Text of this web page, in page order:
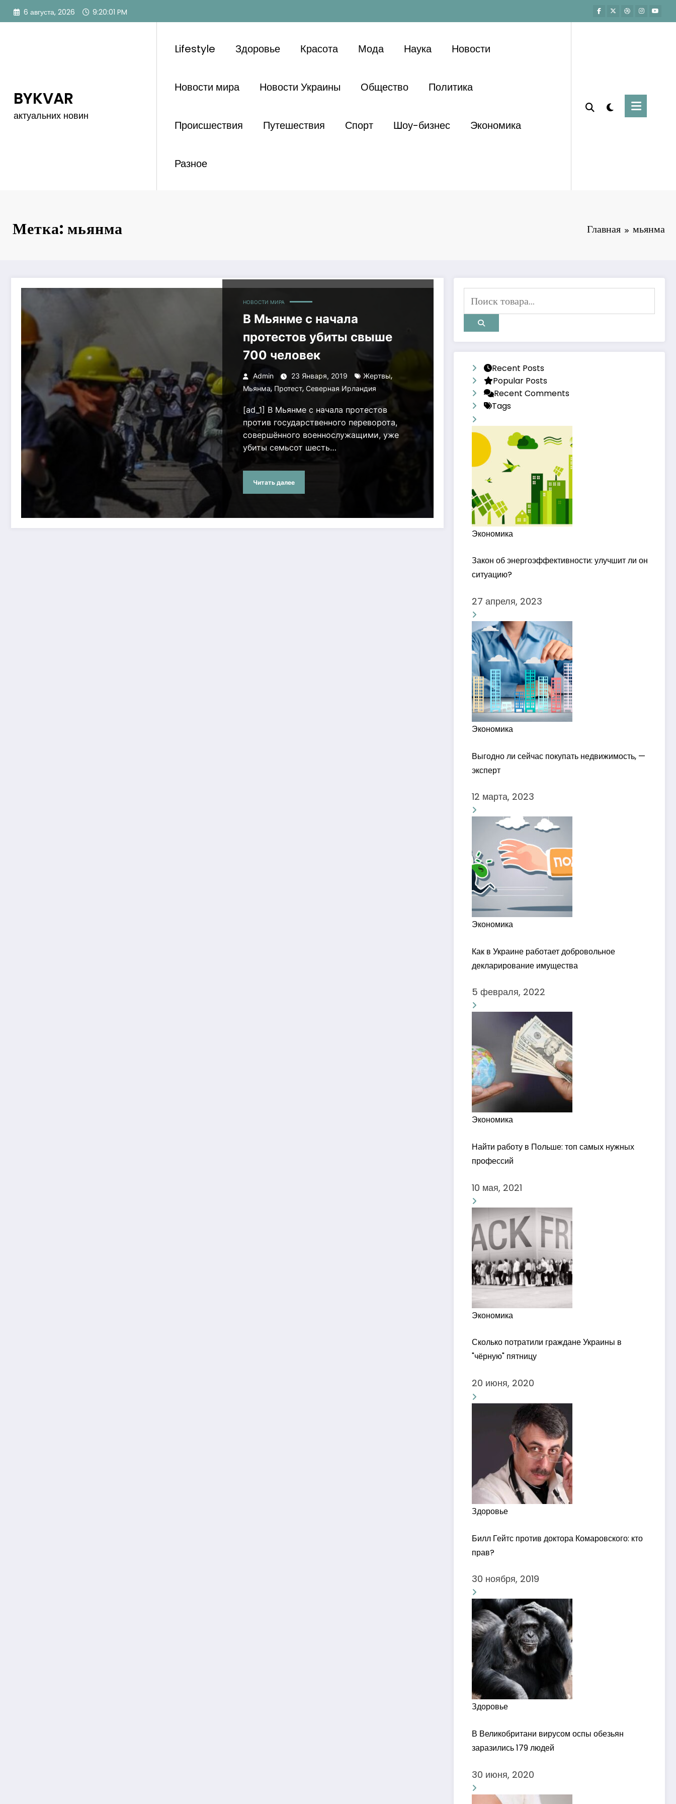
Перейти
6 августа, 2026 9:20:02 PM
BYKVAR
актуальних новин
Lifestyle Здоровье Красота Мода Наука Новости
Новости мира Новости Украины Общество Политика
Происшествия Путешествия Спорт Шоу-бизнес Экономика
Разное
Метка: мьянма Главная мьянма
НОВОСТИ МИРА
В Мьянме с начала
протестов убиты свыше
700 человек
Admin 23 Января, 2019 Жертвы,
Мьянма, Протест, Северная Ирландия
[ad_1] В Мьянме с начала протестов
против государственного переворота,
совершённого военнослужащими, уже
убиты семьсот шесть…
Читать далее
Recent Posts
Popular Posts
Recent Comments
Tags
Экономика
Закон об энергоэффективности: улучшит ли он
ситуацию?
27 апреля, 2023
Экономика
Выгодно ли сейчас покупать недвижимость, —
эксперт
12 марта, 2023
Экономика
Как в Украине работает добровольное
декларирование имущества
5 февраля, 2022
Экономика
Найти работу в Польше: топ самых нужных
профессий
10 мая, 2021
Экономика
Сколько потратили граждане Украины в
"чёрную" пятницу
20 июня, 2020
Здоровье
Билл Гейтс против доктора Комаровского: кто
прав?
30 ноября, 2019
Здоровье
В Великобритани вирусом оспы обезьян
заразились 179 людей
30 июня, 2020